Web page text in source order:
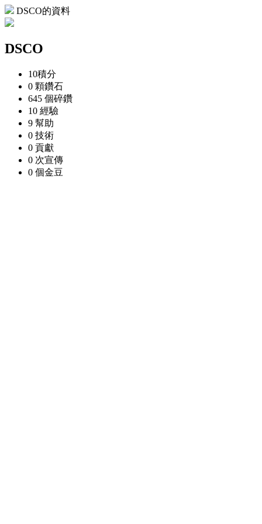
DSCO的資料
DSCO
10積分
0 顆鑽石
645 個碎鑽
10 經驗
9 幫助
0 技術
0 貢獻
0 次宣傳
0 個金豆